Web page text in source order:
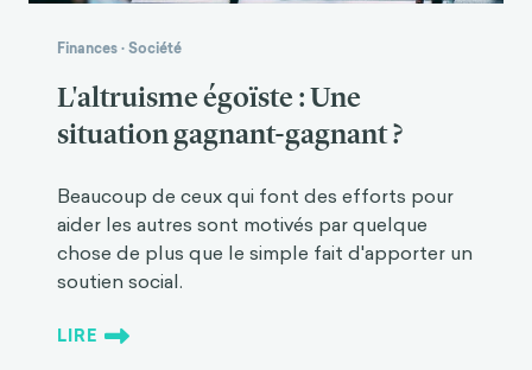
Finances·Société
L'altruisme égoïste : Une
situation gagnant-gagnant ?
Beaucoup de ceux qui font des efforts pour
aider les autres sont motivés par quelque
chose de plus que le simple fait d'apporter un
soutien social.
LIRE